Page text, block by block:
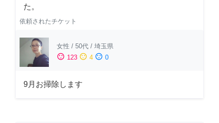
た。
依頼されたチケット
女性 / 50代 / 埼玉県
sentiment_satisfied 123 sentiment_neutral 4 sentiment_dissatisfied 0
9月お掃除します